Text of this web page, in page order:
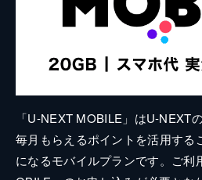
「U-NEXT MOBILE」はU-NEXT
毎月もらえるポイントを活用する
になるモバイルプランです。ご利